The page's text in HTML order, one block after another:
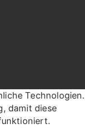
Technologien.
damit diese